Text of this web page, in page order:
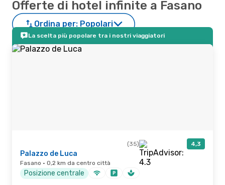
Offerte di hotel infinite a Fasano
Ordina per: Popolari
La scelta più popolare tra i nostri viaggiatori
(35) 4,3
Palazzo de Luca
Fasano · 0,2 km da centro città
Posizione centrale